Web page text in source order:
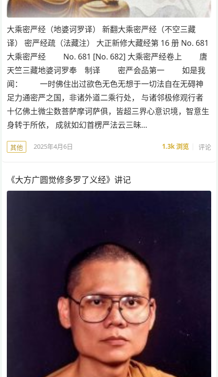
大乘密严经（地婆诃罗译） 新翻大乘密严经（不空三藏
译） 密严经疏（法藏注） 大正新修大藏经第 16 册 No. 681
大乘密严经 No. 681 [No. 682] 大乘密严经卷上 唐
天竺三藏地婆诃罗奉 制译 密严会品第一 如是我
闻： 一时佛住出过欲色无色无想于一切法自在无碍神
足力通密严之国，非诸外道二乘行处， 与诸邻极修观行者
十亿佛土微尘数菩萨摩诃萨俱，皆超三界心意识境，智意生
身转于所依， 成就如幻首楞严法云三昧…
其他 2025年4月6日 1.3k浏览 评论
《大方广圆觉修多罗了义经》讲记